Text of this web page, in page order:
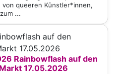
von queeren Künstler*innen,
...
Rainbowflash auf den
17.05.2026